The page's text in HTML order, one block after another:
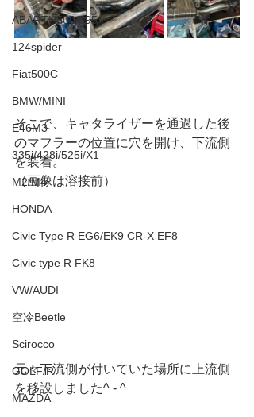
ABARTH500/595
124spider
Fiat500C
BMW/MINI
E46M3
335i/428i/525i/X1
M2/M4
HONDA
Civic Type R EG6/EK9 CR-X EF8
Civic type R FK8
VW/AUDI
空冷Beetle
Scirocco
GOLF/R
MAZDA
そこで、キャタライザーを通過した後
のマフラーの位置に穴を開け、下流側
を装着。
（画像は溶接前）
元々下流側が付いていた場所に上流側
を移設しました^ - ^